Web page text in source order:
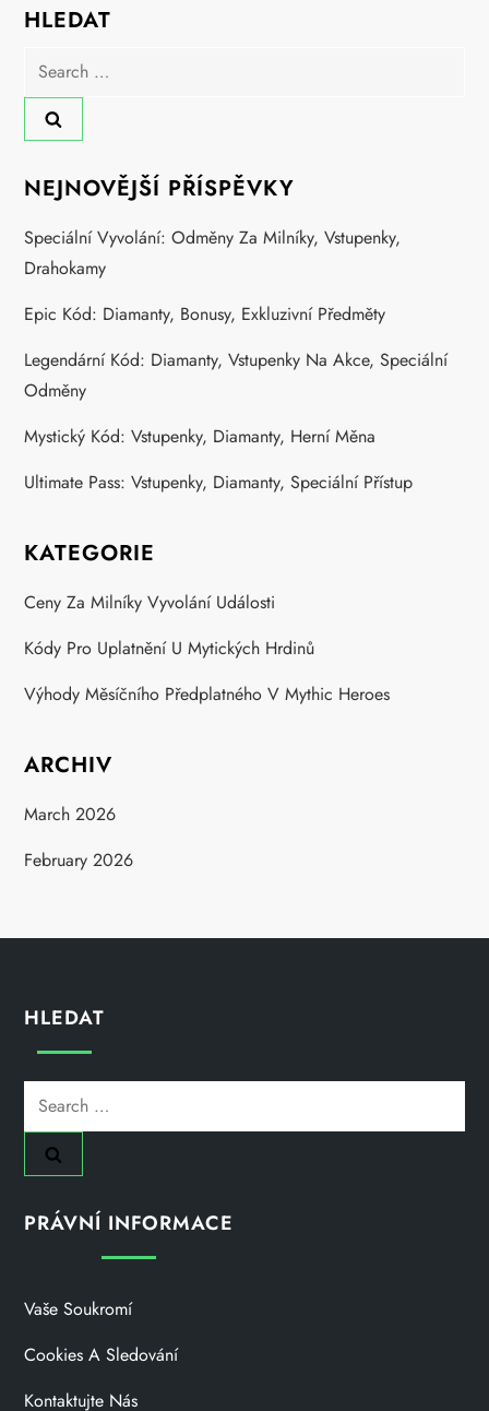
a
g
i
n
a
t
i
o
n
HLEDAT
Search
for:
NEJNOVĚJŠÍ PŘÍSPĚVKY
Speciální Vyvolání: Odměny Za Milníky, Vstupenky,
Drahokamy
Epic Kód: Diamanty, Bonusy, Exkluzivní Předměty
Legendární Kód: Diamanty, Vstupenky Na Akce, Speciální
Odměny
Mystický Kód: Vstupenky, Diamanty, Herní Měna
Ultimate Pass: Vstupenky, Diamanty, Speciální Přístup
KATEGORIE
Ceny Za Milníky Vyvolání Události
Kódy Pro Uplatnění U Mytických Hrdinů
Výhody Měsíčního Předplatného V Mythic Heroes
ARCHIV
March 2026
February 2026
HLEDAT
Search
for:
PRÁVNÍ INFORMACE
Vaše Soukromí
Cookies A Sledování
Kontaktujte Nás